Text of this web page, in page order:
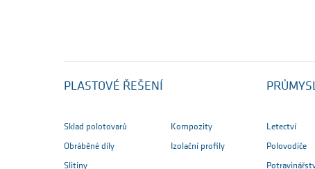
PLASTOVÉ ŘEŠENÍ
Sklad polotovarů
Obráběné díly
Slitiny
Kompozity
Izolační profily
Letectví
Polovodiče